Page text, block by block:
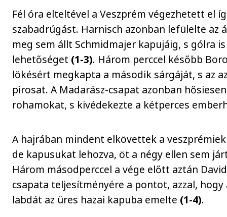
Fél óra elteltével a Veszprém végezhetett el
szabadrúgást. Harnisch azonban lefülelte az
meg sem állt Schmidmajer kapujáig, s gólra
lehetőséget (1-3). Három perccel később
lökésért megkapta a második sárgáját, s az
pirosat. A Madarász-csapat azonban
rohamokat, s kivédekezte a kétperces
A hajrában mindent elkövettek a
de kapusukat lehozva, öt a négy ellen sem
Három másodperccel a vége előtt aztán
csapata teljesítményére a pontot, azzal,
labdát az üres hazai kapuba emelte (1-4).